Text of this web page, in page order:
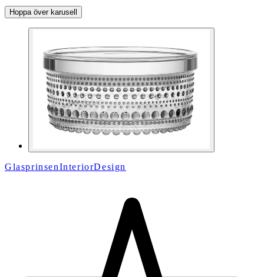
Hoppa över karusell
GlasprinsenInteriorDesign